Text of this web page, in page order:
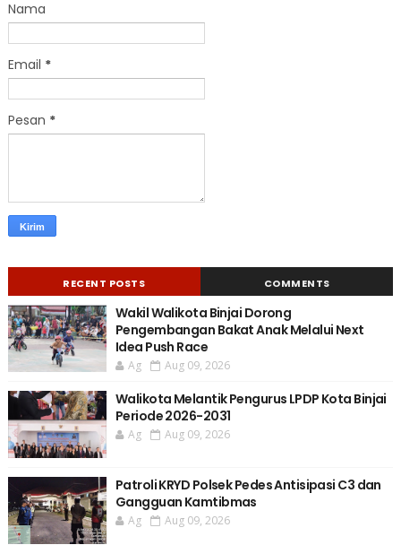
Nama
Email *
Pesan *
RECENT POSTS COMMENTS
Wakil Walikota Binjai Dorong
Pengembangan Bakat Anak Melalui Next
Idea Push Race
Ag Aug 09, 2026
Walikota Melantik Pengurus LPDP Kota Binjai
Periode 2026-2031
Ag Aug 09, 2026
Patroli KRYD Polsek Pedes Antisipasi C3 dan
Gangguan Kamtibmas
Ag Aug 09, 2026